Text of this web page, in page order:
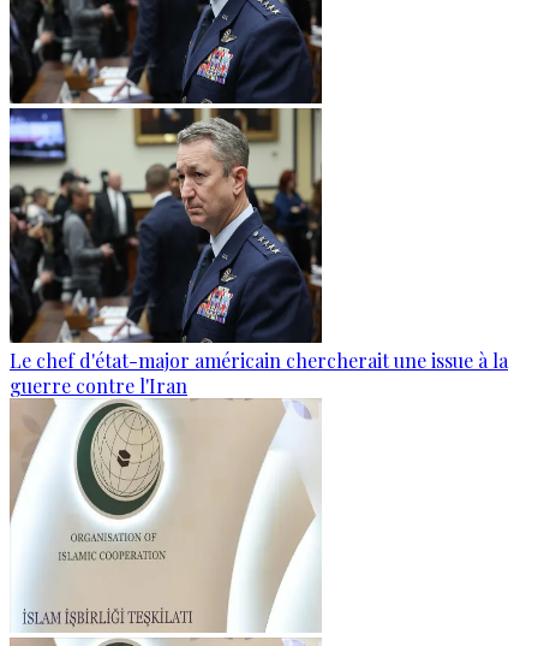
Le chef d'état-major américain chercherait une issue à la
guerre contre l'Iran